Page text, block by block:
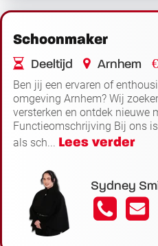
Schoonmaker
Deeltijd Arnhem €
Ben jij een ervaren of
omgeving Arnhem? Wij
versterken en ontdek nieuwe
Functieomschrijving Bij ons
als sch... Lees verder
Sydney